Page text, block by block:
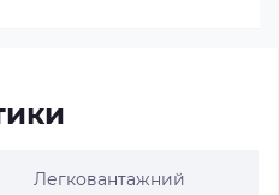
Легковантажний